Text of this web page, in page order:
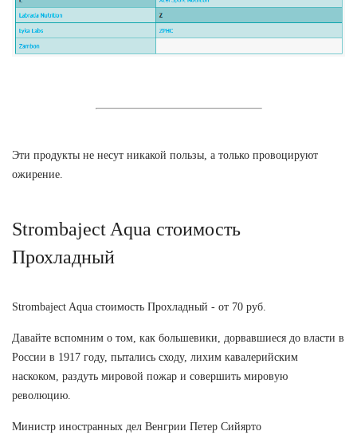
Эти продукты не несут никакой пользы, а только провоцируют
ожирение.
Strombaject Aqua стоимость
Прохладный
Strombaject Aqua стоимость Прохладный - от 70 руб.
Давайте вспомним о том, как большевики, дорвавшиеся до власти в
России в 1917 году, пытались сходу, лихим кавалерийским
наскоком, раздуть мировой пожар и совершить мировую
революцию.
Министр иностранных дел Венгрии Петер Сийярто